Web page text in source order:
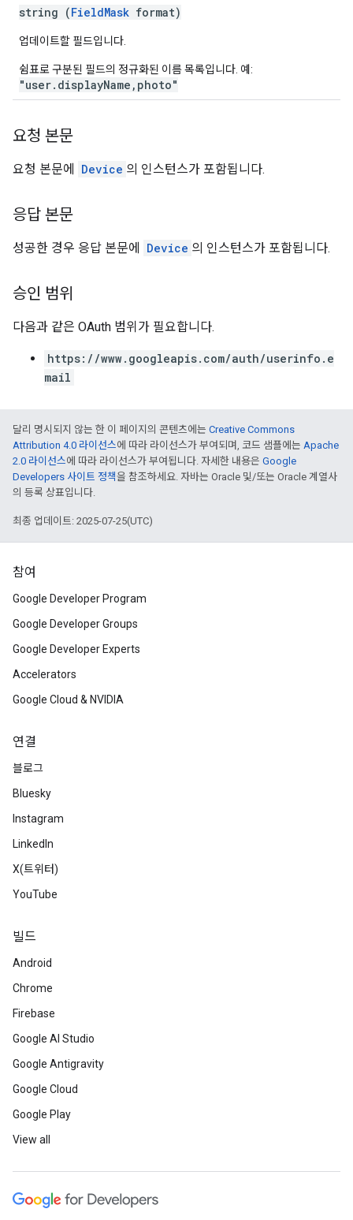
string (FieldMask format)
업데이트할 필드입니다.
쉼표로 구분된 필드의 정규화된 이름 목록입니다. 예:
"user.displayName,photo"
요청 본문
요청 본문에 Device 의 인스턴스가 포함됩니다.
응답 본문
성공한 경우 응답 본문에 Device 의 인스턴스가 포함됩니다.
승인 범위
다음과 같은 OAuth 범위가 필요합니다.
https://www.googleapis.com/auth/userinfo.e
mail
달리 명시되지 않는 한 이 페이지의 콘텐츠에는 Creative Commons
Attribution 4.0 라이선스에 따라 라이선스가 부여되며, 코드 샘플에는 Apache
2.0 라이선스에 따라 라이선스가 부여됩니다. 자세한 내용은 Google
Developers 사이트 정책을 참조하세요. 자바는 Oracle 및/또는 Oracle 계열사
의 등록 상표입니다.
최종 업데이트: 2025-07-25(UTC)
참여
Google Developer Program
Google Developer Groups
Google Developer Experts
Accelerators
Google Cloud & NVIDIA
연결
블로그
Bluesky
Instagram
LinkedIn
X(트위터)
YouTube
빌드
Android
Chrome
Firebase
Google AI Studio
Google Antigravity
Google Cloud
Google Play
View all